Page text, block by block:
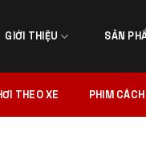
GIỚI THIỆU SẢN
THEO XE PHIM